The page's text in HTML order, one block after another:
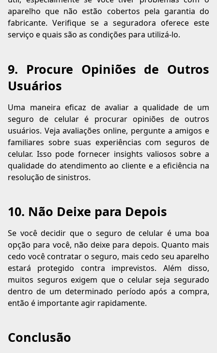
aparelho que não estão cobertos pela garantia do
fabricante. Verifique se a seguradora oferece este
serviço e quais são as condições para utilizá-lo.
9. Procure Opiniões de Outros
Usuários
Uma maneira eficaz de avaliar a qualidade de um
seguro de celular é procurar opiniões de outros
usuários. Veja avaliações online, pergunte a amigos e
familiares sobre suas experiências com seguros de
celular. Isso pode fornecer insights valiosos sobre a
qualidade do atendimento ao cliente e a eficiência na
resolução de sinistros.
10. Não Deixe para Depois
Se você decidir que o seguro de celular é uma boa
opção para você, não deixe para depois. Quanto mais
cedo você contratar o seguro, mais cedo seu aparelho
estará protegido contra imprevistos. Além disso,
muitos seguros exigem que o celular seja segurado
dentro de um determinado período após a compra,
então é importante agir rapidamente.
Conclusão